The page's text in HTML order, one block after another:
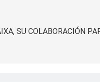
SU COLABORACIÓN